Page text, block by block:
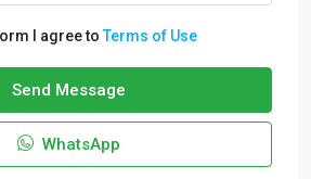
I agree toTerms of Use
Send Message
WhatsApp